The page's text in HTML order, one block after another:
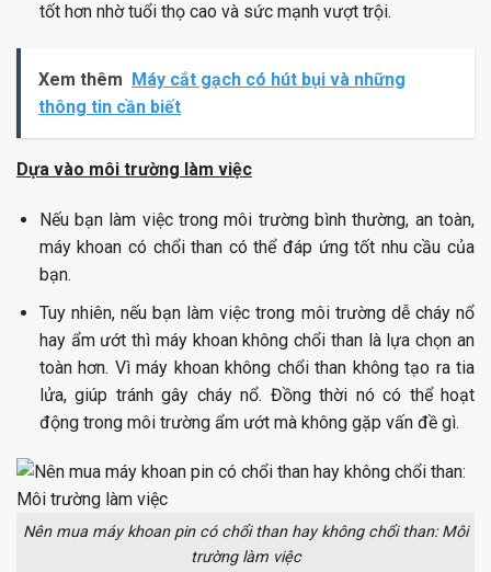
tốt hơn nhờ tuổi thọ cao và sức mạnh vượt trội.
Xem thêm
Máy cắt gạch có hút bụi và những
thông tin cần biết
Dựa vào môi trường làm việc
Nếu bạn làm việc trong môi trường bình thường, an toàn,
máy khoan có chổi than có thể đáp ứng tốt nhu cầu của
bạn.
Tuy nhiên, nếu bạn làm việc trong môi trường dễ cháy nổ
hay ẩm ướt thì máy khoan không chổi than là lựa chọn an
toàn hơn. Vì máy khoan không chổi than không tạo ra tia
lửa, giúp tránh gây cháy nổ. Đồng thời nó có thể hoạt
động trong môi trường ẩm ướt mà không gặp vấn đề gì.
Nên mua máy khoan pin có chổi than hay không chổi than: Môi
trường làm việc